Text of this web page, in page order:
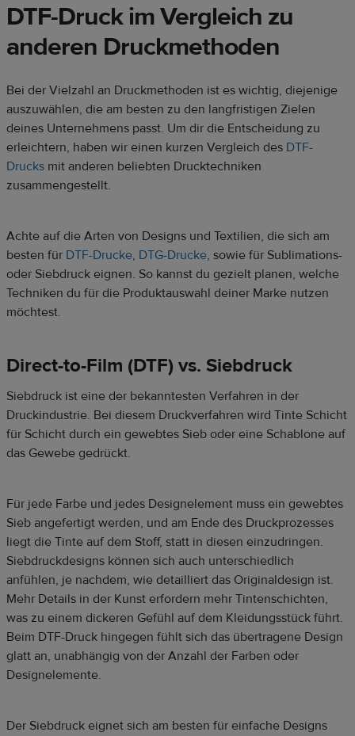
DTF-Druck im Vergleich zu
anderen Druckmethoden
Bei der Vielzahl an Druckmethoden ist es wichtig, diejenige
auszuwählen, die am besten zu den langfristigen Zielen
deines Unternehmens passt. Um dir die Entscheidung zu
erleichtern, haben wir einen kurzen Vergleich des DTF-
Drucks mit anderen beliebten Drucktechniken
zusammengestellt.
Achte auf die Arten von Designs und Textilien, die sich am
besten für DTF-Drucke, DTG-Drucke, sowie für Sublimations-
oder Siebdruck eignen. So kannst du gezielt planen, welche
Techniken du für die Produktauswahl deiner Marke nutzen
möchtest.
Direct-to-Film (DTF) vs. Siebdruck
Siebdruck ist eine der bekanntesten Verfahren in der
Druckindustrie. Bei diesem Druckverfahren wird Tinte Schicht
für Schicht durch ein gewebtes Sieb oder eine Schablone auf
das Gewebe gedrückt.
Für jede Farbe und jedes Designelement muss ein gewebtes
Sieb angefertigt werden, und am Ende des Druckprozesses
liegt die Tinte auf dem Stoff, statt in diesen einzudringen.
Siebdruckdesigns können sich auch unterschiedlich
anfühlen, je nachdem, wie detailliert das Originaldesign ist.
Mehr Details in der Kunst erfordern mehr Tintenschichten,
was zu einem dickeren Gefühl auf dem Kleidungsstück führt.
Beim DTF-Druck hingegen fühlt sich das übertragene Design
glatt an, unabhängig von der Anzahl der Farben oder
Designelemente.
Der Siebdruck eignet sich am besten für einfache Designs